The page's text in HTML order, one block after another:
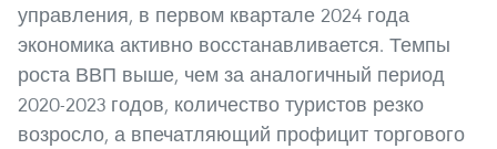
управления, в первом квартале 2024 года
экономика активно восстанавливается. Темпы
роста ВВП выше, чем за аналогичный период
2020-2023 годов, количество туристов резко
возросло, а впечатляющий профицит торгового